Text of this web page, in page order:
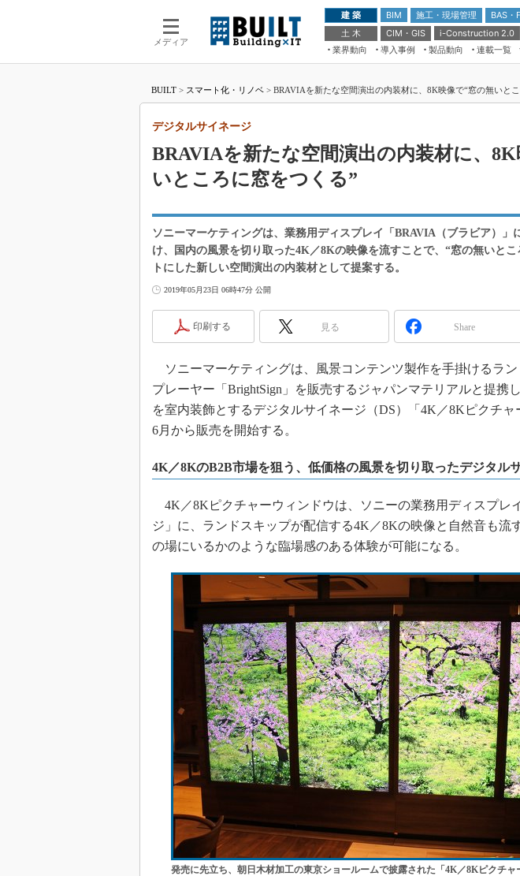
メディア
建 築 BIM 施工・現場管理 BAS・
土 木
CIM・GIS i-Construction 2.0
業界動向
導入事例 製品動向 連載一覧
ドローンがもたらす建設業界の“ゲー
ムチェンジ” Ver.2.0
“Society5.0”時代のスマートビル
第8回 国際 建設・測量展
築・土木・不動産の先
2020
日本 ものづくりワール
メンテナンス・レジリエ
BUILT > スマート化・リノベ > BRAVIAを新たな空間演出の内装材に、8K映像で“窓の無いと
BRAVIAを新たな空間演出の内装材に、
いところに窓をつくる”
デジタルサイネージ
ソニーマーケティングは、業務用ディスプレイ「BRAVIA（ブラビア）」
け、国内の風景を切り取った4K／8Kの映像を流すことで、“窓の無いと
トにした新しい空間演出の内装材として提案する。
2019年05月23日 06時47分 公開
印刷する 見る Share
ソニーマーケティングは、風景コンテンツ製作を手掛けるラ
プレーヤー「BrightSign」を販売するジャパンマテリアルと提携
を室内装飾とするデジタルサイネージ（DS）「4K／8Kピクチャ
6月から販売を開始する。
4K／8KのB2B市場を狙う、低価格の風景を切り取ったデジタル
4K／8Kピクチャーウィンドウは、ソニーの業務用ディスプレ
ジ」に、ランドスキップが配信する4K／8Kの映像と自然音も流
の場にいるかのような臨場感のある体験が可能になる。
発売に先立ち、朝日木材加工の東京ショールームで披露された「4K／8Kピクチャ